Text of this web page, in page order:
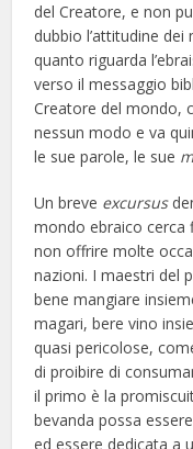
del Creatore, e non
dubbio l’attitudine dei
quanto riguarda
verso il messaggio
Creatore del mondo,
nessun modo e va
le sue parole, le sue
Un breve excursus
mondo ebraico cerca
non offrire molte
nazioni. I maestri del
bene mangiare
magari, bere vino
quasi pericolose,
di proibire di
il primo è la
bevanda possa
ed essere dedicata a